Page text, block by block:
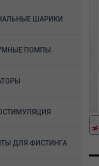
ШАРИКИ
ПОМПЫ
ДЛЯ ФИСТИНГА